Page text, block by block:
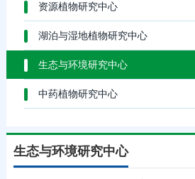
资源植物研究中心
湖泊与湿地植物研究中心
生态与环境研究中心
中药植物研究中心
生态与环境研究中心